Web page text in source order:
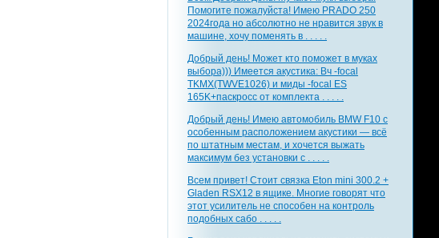
Помогите пожалуйста! Имею PRADO 250
2024года но абсолютно не нравится звук в
машине, хочу поменять в . . . . .
Добрый день! Может кто поможет в муках
выбора))) Имеется акустика: Вч -focal
TKMX(TWVE1026) и миды -focal ES
165K+паскросс от комплекта . . . . .
Добрый день! Имею автомобиль BMW F10 с
особенным расположением акустики — всё
по штатным местам, и хочется выжать
максимум без установки с . . . . .
Всем привет! Стоит связка Eton mini 300.2 +
Gladen RSX12 в ящике. Многие говорят что
этот усилитель не способен на контроль
подобных сабо . . . . .